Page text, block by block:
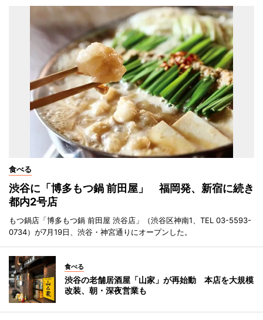
食べる
渋谷に「博多もつ鍋 前田屋」 福岡発、新宿に続き
都内2号店
もつ鍋店「博多もつ鍋 前田屋 渋谷店」（渋谷区神南1、TEL 03-5593-
0734）が7月19日、渋谷・神宮通りにオープンした。
食べる
渋谷の老舗居酒屋「山家」が再始動 本店を大規模
改装、朝・深夜営業も